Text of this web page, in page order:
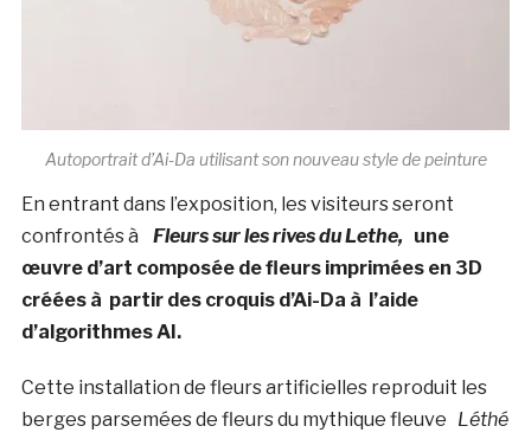
Autoportrait d’Ai-Da utilisant son nouveau style de peinture
En entrant dans l’exposition, les visiteurs seront
confrontés à Fleurs sur les rives du Lethe, une
œuvre d’art composée de fleurs imprimées en 3D
créées à partir des croquis d’Ai-Da à l’aide
d’algorithmes AI.
Cette installation de fleurs artificielles reproduit les
berges parsemées de fleurs du mythique fleuve Léthé